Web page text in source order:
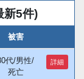
新5件)
被害
代/男性/
死亡
詳細